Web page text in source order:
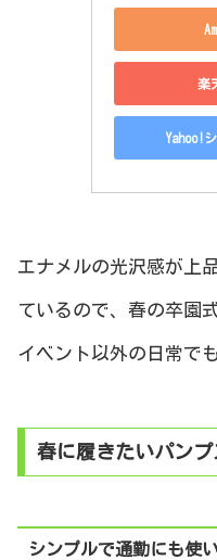
楽
Yahoo!
エナメルの光沢感が上
ているので、春の卒園
イベント以外の日常で
春に履きたいパンプ
シンプルで通勤にも使